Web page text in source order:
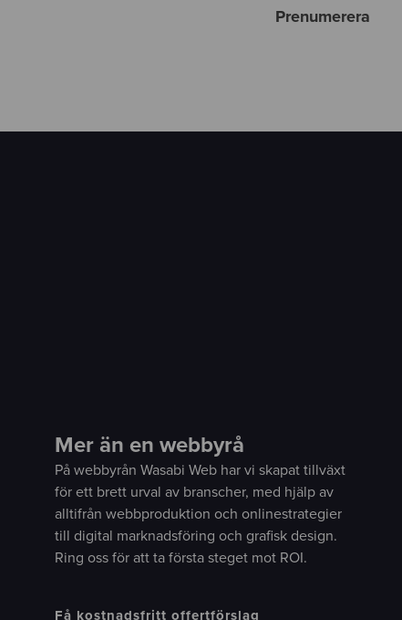
Prenumerera
Mer än en webbyrå
På webbyrån Wasabi Web har vi skapat tillväxt
för ett brett urval av branscher, med hjälp av
alltifrån webbproduktion och onlinestrategier
till digital marknadsföring och grafisk design.
Ring oss för att ta första steget mot ROI.
Få kostnadsfritt offertförslag